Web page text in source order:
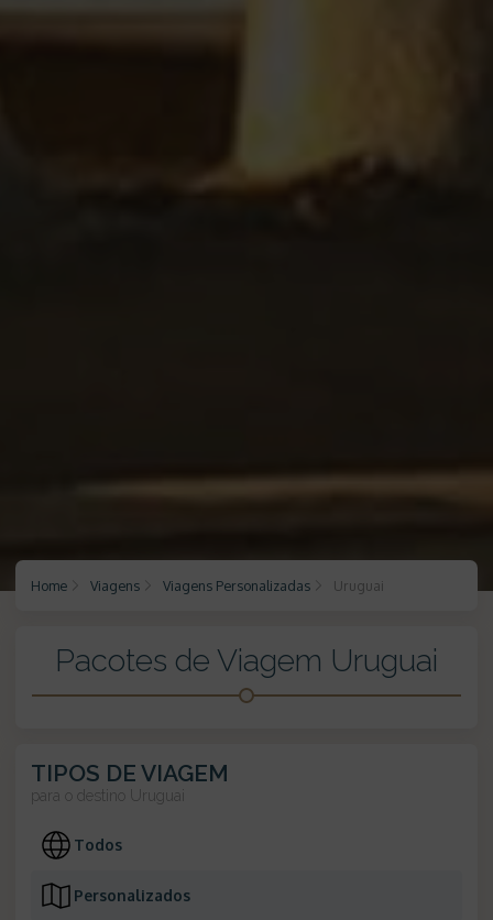
Home Viagens Viagens Personalizadas Uruguai
Pacotes de Viagem Uruguai
TIPOS DE VIAGEM
para o destino Uruguai
Todos
Personalizados